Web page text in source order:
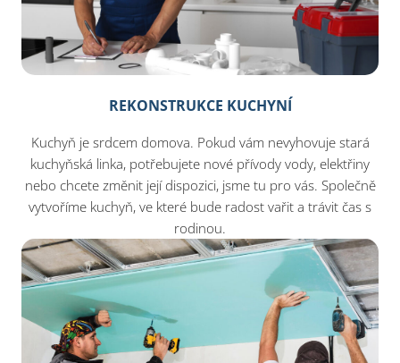
REKONSTRUKCE KUCHYNÍ
Kuchyň je srdcem domova. Pokud vám nevyhovuje stará
kuchyňská linka, potřebujete nové přívody vody, elektřiny
nebo chcete změnit její dispozici, jsme tu pro vás. Společně
vytvoříme kuchyň, ve které bude radost vařit a trávit čas s
rodinou.